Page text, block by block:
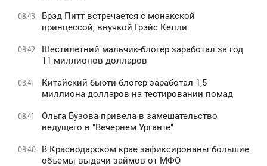
08:43
Брэд Питт встречается с монакской
принцессой, внучкой Грэйс Келли
08:42
Шестилетний мальчик-блогер заработал за год
11 миллионов долларов
08:41
Китайский бьюти-блогер заработал 1,5
миллиона долларов на тестировании помад
08:41
Ольга Бузова привела в замешательство
ведущего в "Вечернем Урганте"
08:40
В Краснодарском крае зафиксированы большие
объемы выдачи займов от МФО